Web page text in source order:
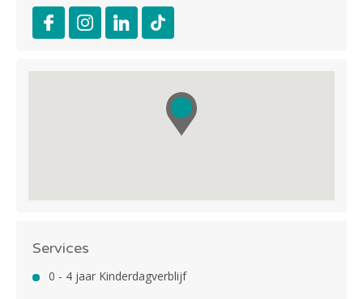
Services
0 - 4 jaar Kinderdagverblijf